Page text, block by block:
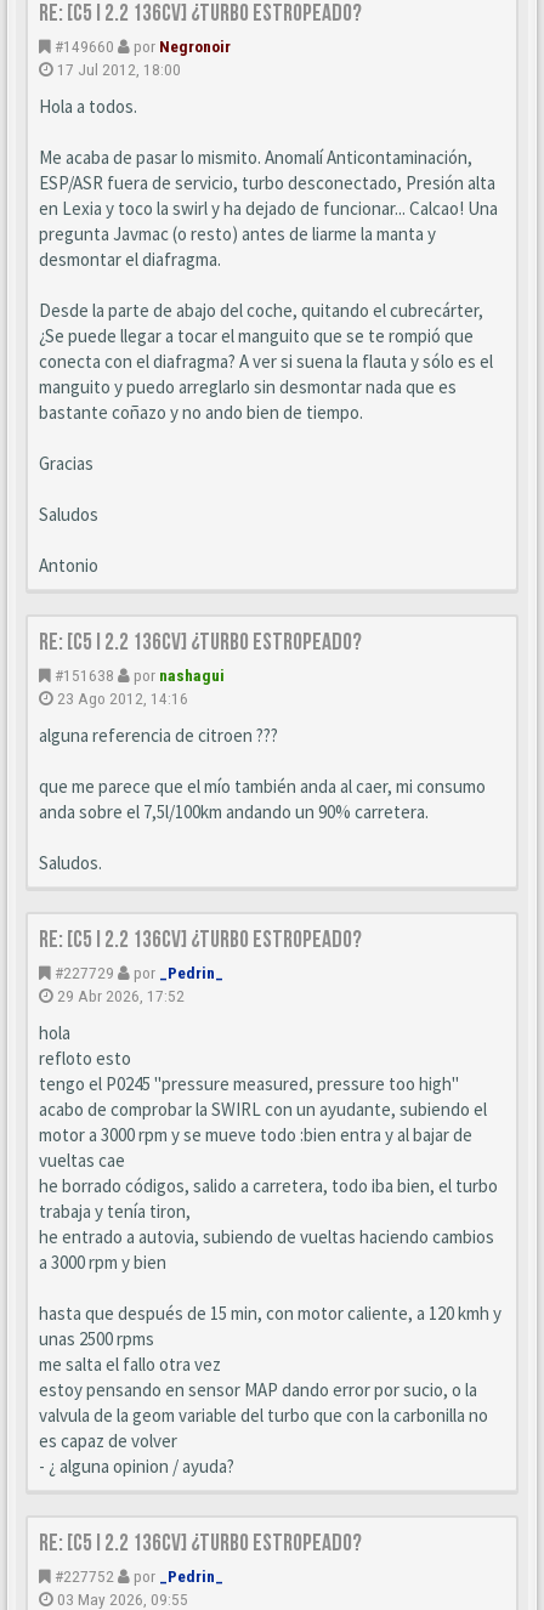
Re: [C5 I 2.2 136cv] ¿turbo estropeado?
#149660 por Negronoir
17 Jul 2012, 18:00
Hola a todos.
Me acaba de pasar lo mismito. Anomalí Anticontaminación,
ESP/ASR fuera de servicio, turbo desconectado, Presión alta
en Lexia y toco la swirl y ha dejado de funcionar... Calcao! Una
pregunta Javmac (o resto) antes de liarme la manta y
desmontar el diafragma.
Desde la parte de abajo del coche, quitando el cubrecárter,
¿Se puede llegar a tocar el manguito que se te rompió que
conecta con el diafragma? A ver si suena la flauta y sólo es el
manguito y puedo arreglarlo sin desmontar nada que es
bastante coñazo y no ando bien de tiempo.
Gracias
Saludos
Antonio
Re: [C5 I 2.2 136cv] ¿turbo estropeado?
#151638 por nashagui
23 Ago 2012, 14:16
alguna referencia de citroen ???
que me parece que el mío también anda al caer, mi consumo
anda sobre el 7,5l/100km andando un 90% carretera.
Saludos.
Re: [C5 I 2.2 136cv] ¿turbo estropeado?
#227729 por
_Pedrin_
29 Abr 2026, 17:52
hola
refloto esto
tengo el P0245 "pressure measured, pressure too high"
acabo de comprobar la SWIRL con un ayudante, subiendo el
motor a 3000 rpm y se mueve todo :bien entra y al bajar de
vueltas cae
he borrado códigos, salido a carretera, todo iba bien, el turbo
trabaja y tenía tiron,
he entrado a autovia, subiendo de vueltas haciendo cambios
a 3000 rpm y bien
hasta que después de 15 min, con motor caliente, a 120 kmh y
unas 2500 rpms
me salta el fallo otra vez
estoy pensando en sensor MAP dando error por sucio, o la
valvula de la geom variable del turbo que con la carbonilla no
es capaz de volver
- ¿ alguna opinion / ayuda?
Re: [C5 I 2.2 136cv] ¿turbo estropeado?
#227752 por
_Pedrin_
03 May 2026, 09:55